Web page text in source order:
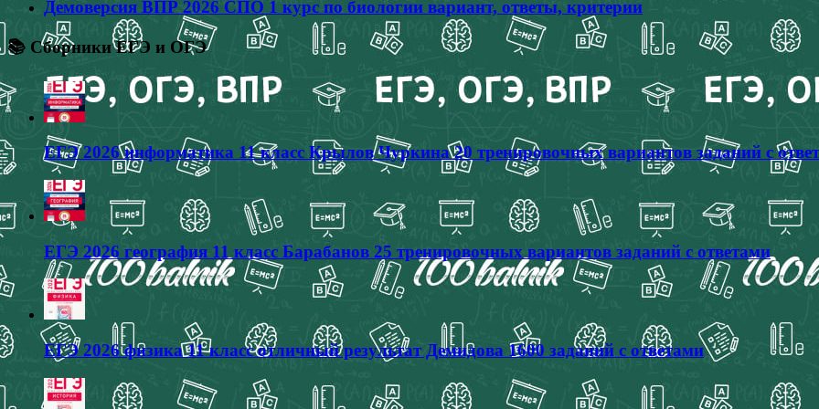
Демоверсия ВПР 2026 СПО 1 курс по биологии вариант, ответы, критерии
📚 Сборники ЕГЭ и ОГЭ
ЕГЭ 2026 информатика 11 класс Крылов Чуркина 20 тренировочных вариантов заданий с
ЕГЭ 2026 география 11 класс Барабанов 25 тренировочных вариантов заданий с ответами
ЕГЭ 2026 физика 11 класс отличный результат Демидова 1600 заданий с ответами